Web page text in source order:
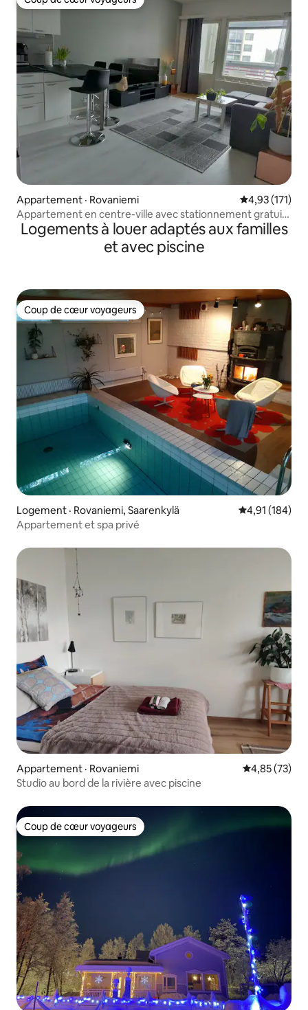
Coup de cœur voyageurs
Appartement · Rovaniemi Note
4,93 (171)
Appartement en centre-ville avec stationnement gratuit
et sauna
Logements à louer adaptés aux familles
et avec piscine
Coup de cœur voyageurs
Coup de cœur voyageurs
Logement · Rovaniemi, Saarenkylä Note
4,91 (184)
Appartement et spa privé
Appartement · Rovaniemi Note
4,85 (73)
Studio au bord de la rivière avec piscine
Coup de cœur voyageurs
Coup de cœur voyageurs